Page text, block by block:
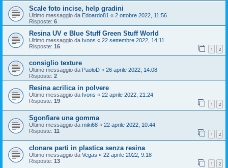
Scale foto incise, help gradini
Ultimo messaggio da Edoardo81 « 2 ottobre 2022, 11:56
Risposte: 6
Resina UV e Blue Stuff Green Stuff World
Ultimo messaggio da Ivons « 22 settembre 2022, 14:11
Risposte: 16 1 2
consiglio texture
Ultimo messaggio da PaoloD « 26 aprile 2022, 14:08
Risposte: 2
Resina acrilica in polvere
Ultimo messaggio da Ivons « 22 aprile 2022, 21:24
Risposte: 19 1 2
Sgonfiare una gomma
Ultimo messaggio da miki68 « 22 aprile 2022, 10:44
Risposte: 11 1 2
clonare parti in plastica senza resina
Ultimo messaggio da Vegas « 22 aprile 2022, 9:18
Risposte: 13 1 2